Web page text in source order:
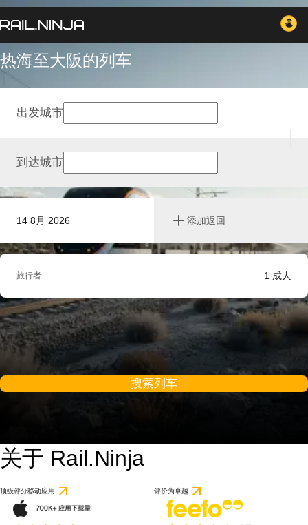
热海至大阪的列车
14 8月 2026 添加返回
出发城市
到达城市
旅行者 1 成人
搜索列车
关于 Rail.Ninja
顶级评分移动应用 评价为卓越